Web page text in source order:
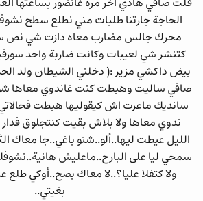
قلت صافي هادي اخر مرة غانضور بساعتها
الحاجة جارتنا طلبات مني نطلع سطح نشوف
محرك جالس مضارب معاه دازت شي نص
كتنشر شي لعيبات وكانت ضاربة واحد
بيض داكشي مزير :( دخلني الشيطان ولد
صافي ساليت وهبطت كنت غاندوي معاها
سانديك ماعرت اش كيقوليها هبطت
ندوي معاها ولا بلاش بقيت كنتجلوق
الليل عيطت ليها..ألو..شنو باغي..جا معاك
سمحي ليا على البارح..ماعليش
ولا كتفلا عليا؟..لا معاك بصح..أوكي طلع
بغيتي..